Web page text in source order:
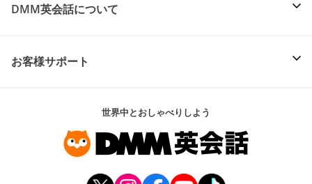
DMM英会話について
お客様サポート
世界中とおしゃべりしよう